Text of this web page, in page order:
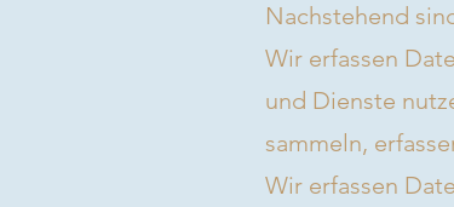
Nachstehend
Wir erfassen
und Dienste
sammeln,
Wir erfassen